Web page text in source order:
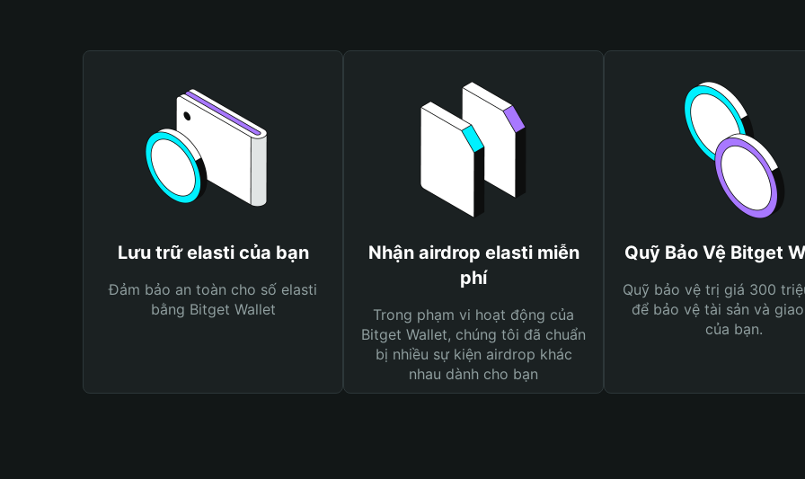
Lưu trữ elasti của bạn
Đảm bảo an toàn cho số elasti
bằng Bitget Wallet
Nhận airdrop elasti miễn
phí
Trong phạm vi hoạt động của
Bitget Wallet, chúng tôi đã chuẩn
bị nhiều sự kiện airdrop khác
nhau dành cho bạn
Quỹ Bảo Vệ Bitget
Quỹ bảo vệ trị giá 300
để bảo vệ tài sản và
của bạn.